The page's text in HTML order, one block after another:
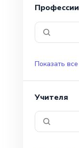
Профессии
Показать все
Учителя